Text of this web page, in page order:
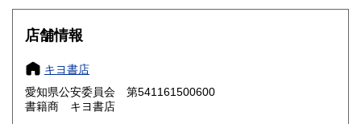
大阪府
奈良県
鳥取県 600円 島根県
店舗情報
キヨ書店
愛知県公安委員会 第541161500600
書籍商 キヨ書店